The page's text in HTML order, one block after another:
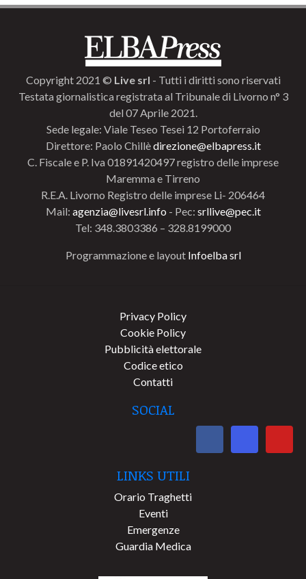
Copyright 2021 © Live srl - Tutti i diritti sono riservati
Testata giornalistica registrata al Tribunale di Livorno n° 3
del 07 Aprile 2021.
Sede legale: Viale Teseo Tesei 12 Portoferraio
Direttore: Paolo Chillèdirezione@elbapress.it
C. Fiscale e P. Iva 01891420497 registro delle imprese
Maremma e Tirreno
R.E.A. Livorno Registro delle imprese Li- 206464
Mail: agenzia@livesrl.info - Pec: srllive@pec.it
Tel: 348.3803386 – 328.8199000
Programmazione e layout Infoelba srl
Privacy Policy
Cookie Policy
Pubblicità elettorale
Codice etico
Contatti
SOCIAL
LINKS UTILI
Orario Traghetti
Eventi
Emergenze
Guardia Medica